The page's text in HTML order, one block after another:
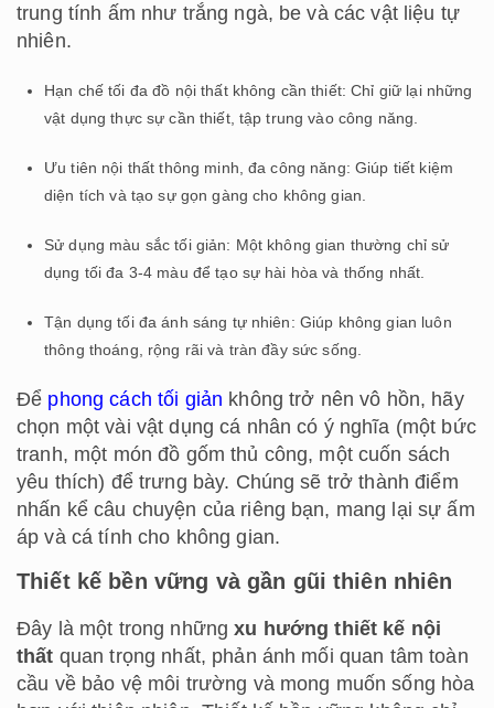
trung tính ấm như trắng ngà, be và các vật liệu tự
nhiên.
Hạn chế tối đa đồ nội thất không cần thiết: Chỉ giữ lại những
vật dụng thực sự cần thiết, tập trung vào công năng.
Ưu tiên nội thất thông minh, đa công năng: Giúp tiết kiệm
diện tích và tạo sự gọn gàng cho không gian.
Sử dụng màu sắc tối giản: Một không gian thường chỉ sử
dụng tối đa 3-4 màu để tạo sự hài hòa và thống nhất.
Tận dụng tối đa ánh sáng tự nhiên: Giúp không gian luôn
thông thoáng, rộng rãi và tràn đầy sức sống.
Để phong cách tối giản không trở nên vô hồn, hãy
chọn một vài vật dụng cá nhân có ý nghĩa (một bức
tranh, một món đồ gốm thủ công, một cuốn sách
yêu thích) để trưng bày. Chúng sẽ trở thành điểm
nhấn kể câu chuyện của riêng bạn, mang lại sự ấm
áp và cá tính cho không gian.
Thiết kế bền vững và gần gũi thiên nhiên
Đây là một trong nhữngxu hướng thiết kế nội
thất quan trọng nhất, phản ánh mối quan tâm toàn
cầu về bảo vệ môi trường và mong muốn sống hòa